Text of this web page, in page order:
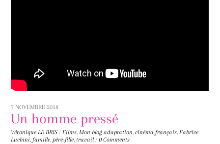
7 NOVEMBRE 2018
Un homme pressé
Véronique LE BRIS / Films,Mon blog adaptation,cinéma français,Fabrice
Luchini, famille,père-fille, travail / 0 Comments